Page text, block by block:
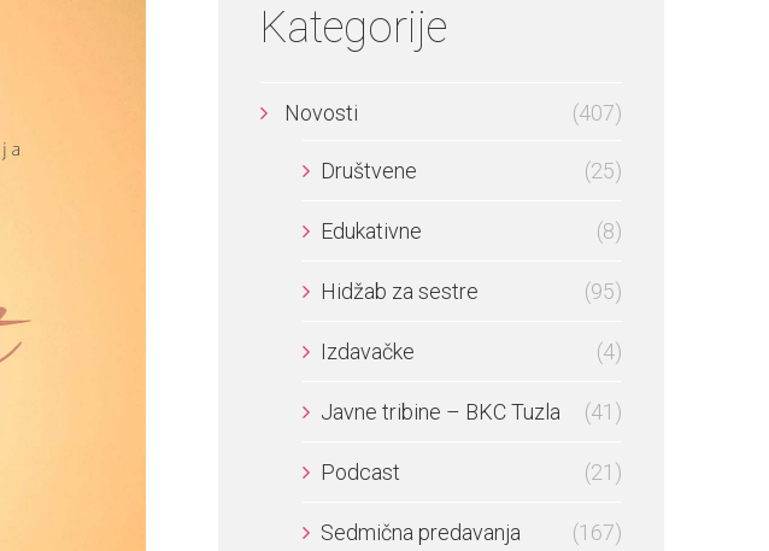
Kategorije
Novosti (407)
Društvene (25)
Edukativne (8)
Hidžab za sestre (95)
Izdavačke (4)
Javne tribine – BKC Tuzla (41)
Podcast (21)
Sedmična predavanja (167)